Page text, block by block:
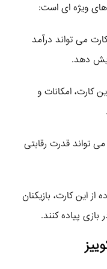
های ویژه‌ ای است:
می‌ تواند درآمد
دهد.
کارت، امکانات و
تواند قدرت رقابتی
از این کارت، بازیکنان
پیاده کنند.